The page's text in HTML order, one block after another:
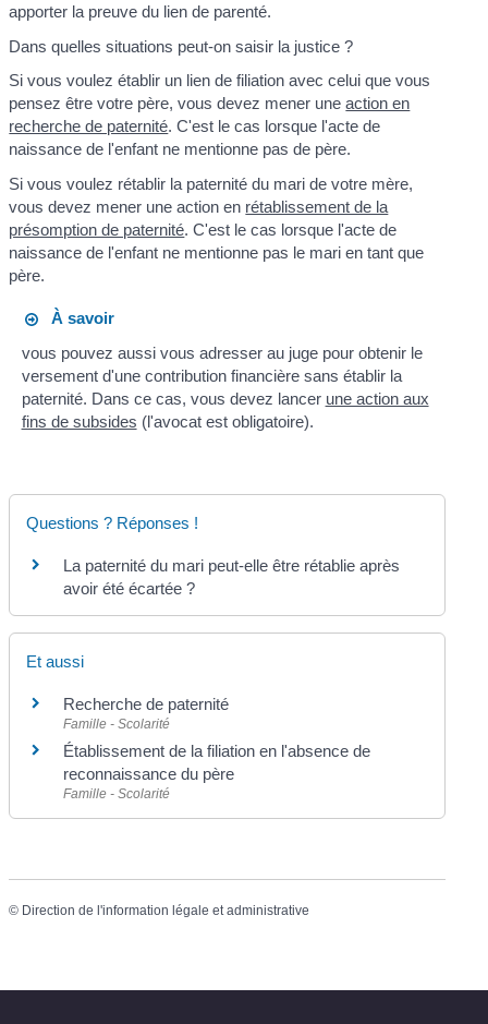
apporter la preuve du lien de parenté.
Dans quelles situations peut-on saisir la justice ?
Si vous voulez établir un lien de filiation avec celui que vous
pensez être votre père, vous devez mener uneaction en
recherche de paternité. C'est le cas lorsque l'acte de
naissance de l'enfant ne mentionne pas de père.
Si vous voulez rétablir la paternité du mari de votre mère,
vous devez mener une action en rétablissement de la
présomption de paternité. C'est le cas lorsque l'acte de
naissance de l'enfant ne mentionne pas le mari en tant que
père.
À savoir
vous pouvez aussi vous adresser au juge pour obtenir le
versement d'une contribution financière sans établir la
paternité. Dans ce cas, vous devez lancer une action aux
fins de subsides (l'avocat est obligatoire).
Questions ? Réponses !
La paternité du mari peut-elle être rétablie après
avoir été écartée ?
Et aussi
Recherche de paternité
Famille - Scolarité
Établissement de la filiation en l'absence de
reconnaissance du père
Famille - Scolarité
© Direction de l'information légale et administrative